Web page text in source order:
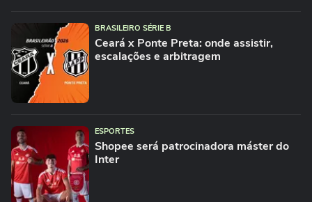
BRASILEIRO SÉRIE B
Ceará x Ponte Preta: onde assistir,
escalações e arbitragem
ESPORTES
Shopee será patrocinadora máster do
Inter